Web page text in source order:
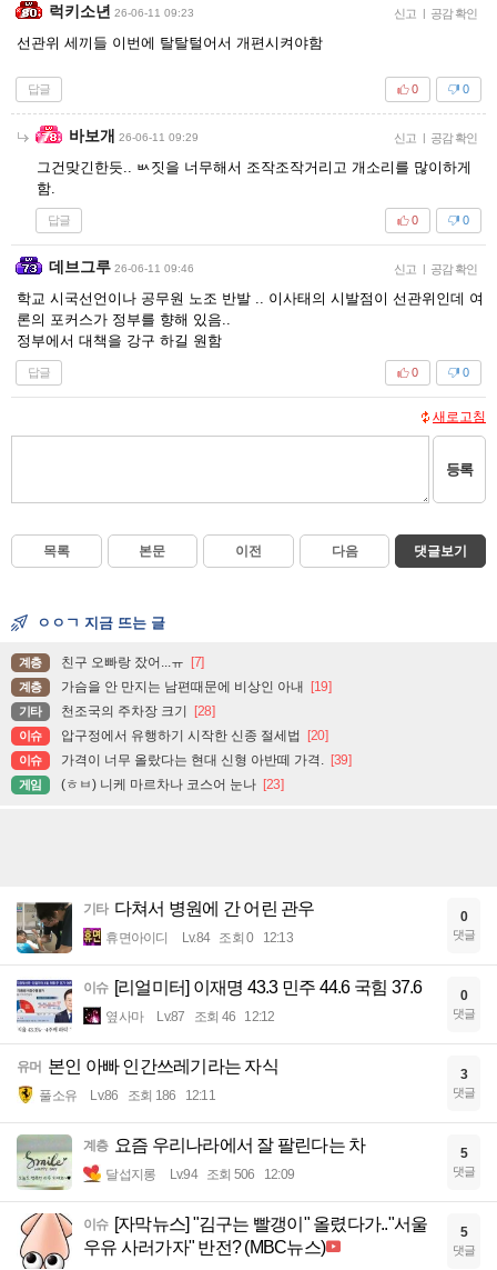
럭키소년 26-06-11 09:23 신고 | 공감 확인
선관위 세끼들 이번에 탈탈털어서 개편시켜야함
답글 0
0
바보개 26-06-11 09:29 신고 | 공감 확인
그건맞긴한듯.. ㅄ짓을 너무해서 조작조작거리고 개소리를 많이하게
함.
답글 0
0
데브그루 26-06-11 09:46 신고 | 공감 확인
학교 시국선언이나 공무원 노조 반발 .. 이사태의 시발점이 선관위인데 여
론의 포커스가 정부를 향해 있음..
정부에서 대책을 강구 하길 원함
답글 0
0
새로고침
등록
목록 본문 이전 다음 댓글보기
ㅇㅇㄱ 지금 뜨는 글
계층 친구 오빠랑 잤어...ㅠ [7]
계층 가슴을 안 만지는 남편때문에 비상인 아내 [19]
기타 천조국의 주차장 크기 [28]
이슈 압구정에서 유행하기 시작한 신종 절세법 [20]
이슈 가격이 너무 올랐다는 현대 신형 아반떼 가격. [39]
게임 (ㅎㅂ) 니케 마르차나 코스어 눈나 [23]
기타 다쳐서 병원에 간 어린 관우
휴면아이디 Lv.84 조회 0 12:13
0
댓글
이슈 [리얼미터] 이재명 43.3 민주 44.6 국힘 37.6
옆사마 Lv.87 조회 46 12:12
0
댓글
유머 본인 아빠 인간쓰레기라는 자식
풀소유 Lv.86 조회 186 12:11
3
댓글
계층 요즘 우리나라에서 잘 팔린다는 차
달섭지롱 Lv.94 조회 506 12:09
5
댓글
이슈 [자막뉴스] "김구는 빨갱이" 올렸다가.."서울
우유 사러가자" 반전? (MBC뉴스)
5
댓글